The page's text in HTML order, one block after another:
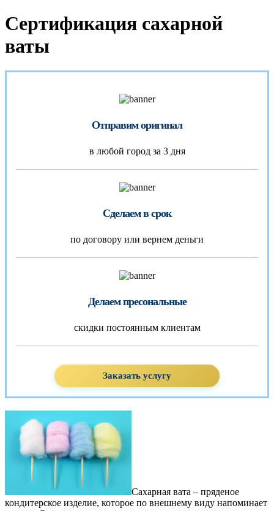
Сертификация сахарной
ваты
Отправим оригинал
в любой город за 3 дня
Сделаем в срок
по договору или вернем деньги
Делаем пресональные
скидки постоянным клиентам
Заказать услугу
Сахарная вата – пряденое
кондитерское изделие, которое по внешнему виду напоминает